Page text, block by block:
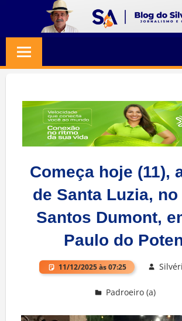
content
ALVES
Jornalismo
Credibilidade
Começa hoje (11),
de Santa Luzia,
Santos Dumont,
Paulo do
11/12/2025 às 07:25
Padroeiro (a)